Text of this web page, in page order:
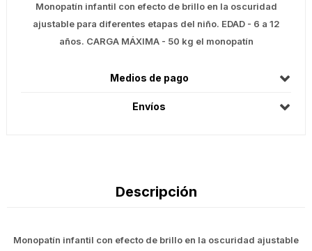
Monopatín infantil con efecto de brillo en la oscuridad
ajustable para diferentes etapas del niño. EDAD - 6 a 12
años. CARGA MÁXIMA - 50 kg el monopatín
Medios de pago
Envíos
Descripción
Monopatín infantil con efecto de brillo en la oscuridad ajustable